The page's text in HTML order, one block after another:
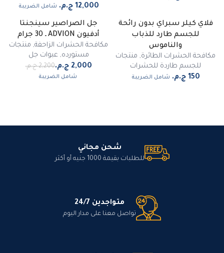
شامل الضريبة
فلاي كيلر سبراي بدون رائحة
للجسم طارد للذباب
والناموس
مكافحة الحشرات الطائرة, منتجات
للجسم طاردة للحشرات
شامل الضريبة
- 9
جل الصراصير سينجنتا
أدفيون ADVION ـ 30 جرام
مكافحة الحشرات الزاحفة, منتجات
مستورده,عبوات جل
‏2,200 ج.م.‏
شامل الضريبة
شحن مجاني
للطلبات بقيمة 1000 جنيه أو أكثر
متواجدين 24/7
تواصل معنا على مدار اليوم